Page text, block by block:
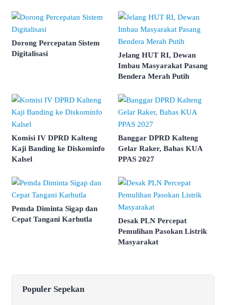
Dorong Percepatan Sistem
Digitalisasi
Jelang HUT RI, Dewan
Imbau Masyarakat Pasang
Bendera Merah Putih
Komisi IV DPRD Kalteng
Kaji Banding ke Diskominfo
Kalsel
Banggar DPRD Kalteng
Gelar Raker, Bahas KUA
PPAS 2027
Pemda Diminta Sigap dan
Cepat Tangani Karhutla
Desak PLN Percepat
Pemulihan Pasokan Listrik
Masyarakat
Populer Sepekan